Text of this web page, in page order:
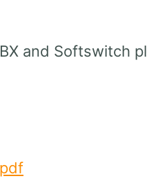
and Softswitch